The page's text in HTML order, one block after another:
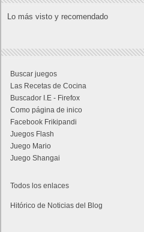
Lo más visto y recomendado
Buscar juegos
Las Recetas de Cocina
Buscador I.E - Firefox
Como página de inico
Facebook Frikipandi
Juegos Flash
Juego Mario
Juego Shangai
Todos los enlaces
Hitórico de Noticias del Blog